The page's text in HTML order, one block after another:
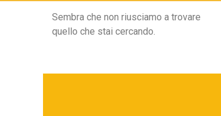
Sembra che non riusciamo a trovare
quello che stai cercando.